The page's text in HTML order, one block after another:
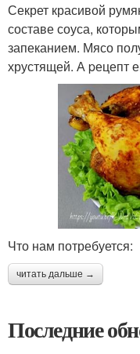
Секрет красивой
составе соуса,
запеканием. Мясо
хрустящей. А pецепт
Что нам потребуется:
читать дальше →
Последние